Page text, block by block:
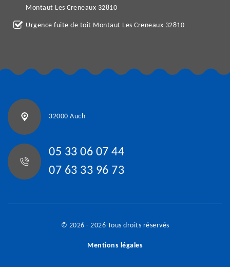
Montaut Les Creneaux 32810
Urgence fuite de toit Montaut Les Creneaux 32810
32000 Auch
05 33 06 07 44
07 63 33 96 73
© 2026 - 2026 Tous droits réservés
Mentions légales